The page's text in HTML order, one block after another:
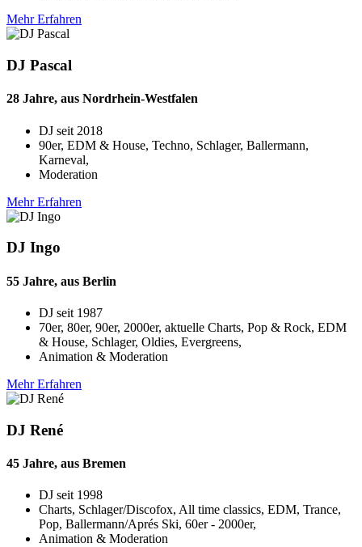
Mehr Erfahren
DJ Pascal
28 Jahre, aus Nordrhein-Westfalen
DJ seit 2018
90er, EDM & House, Techno, Schlager, Ballermann,
Karneval,
Moderation
Mehr Erfahren
DJ Ingo
55 Jahre, aus Berlin
DJ seit 1987
70er, 80er, 90er, 2000er, aktuelle Charts, Pop & Rock, EDM
& House, Schlager, Oldies, Evergreens,
Animation & Moderation
Mehr Erfahren
DJ René
45 Jahre, aus Bremen
DJ seit 1998
Charts, Schlager/Discofox, All time classics, EDM, Trance,
Pop, Ballermann/Aprés Ski, 60er - 2000er,
Animation & Moderation